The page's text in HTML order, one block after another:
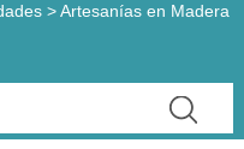
>Artesanías en Madera